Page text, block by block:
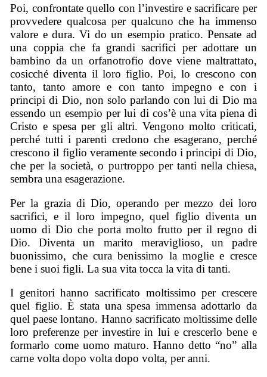
Poi, confrontate quello con l’investire e sacrificare per
provvedere qualcosa per qualcuno che ha immenso
valore e dura. Vi do un esempio pratico. Pensate ad
una coppia che fa grandi sacrifici per adottare un
bambino da un orfanotrofio dove viene maltrattato,
cosicché diventa il loro figlio. Poi, lo crescono con
tanto, tanto amore e con tanto impegno e con i
principi di Dio, non solo parlando con lui di Dio ma
essendo un esempio per lui di cos’è una vita piena di
Cristo e spesa per gli altri. Vengono molto criticati,
perché tutti i parenti credono che esagerano, perché
crescono il figlio veramente secondo i principi di Dio,
che per la società, o purtroppo per tanti nella chiesa,
sembra una esagerazione.
Per la grazia di Dio, operando per mezzo dei loro
sacrifici, e il loro impegno, quel figlio diventa un
uomo di Dio che porta molto frutto per il regno di
Dio. Diventa un marito meraviglioso, un padre
buonissimo, che cura benissimo la moglie e cresce
bene i suoi figli. La sua vita tocca la vita di tanti.
I genitori hanno sacrificato moltissimo per crescere
quel figlio. È stata una spesa immensa adottarlo da
quel paese lontano. Hanno sacrificato moltissime delle
loro preferenze per investire in lui e crescerlo bene e
formarlo come uomo maturo. Hanno detto “no” alla
carne volta dopo volta dopo volta, per anni.